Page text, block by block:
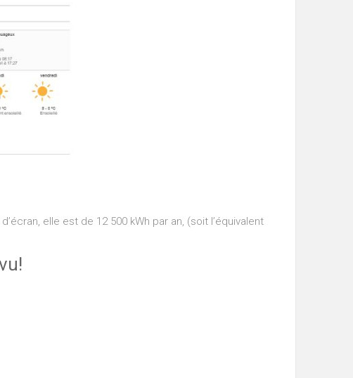
elle est de 12 500 kWh par an, (soit l’équivalent